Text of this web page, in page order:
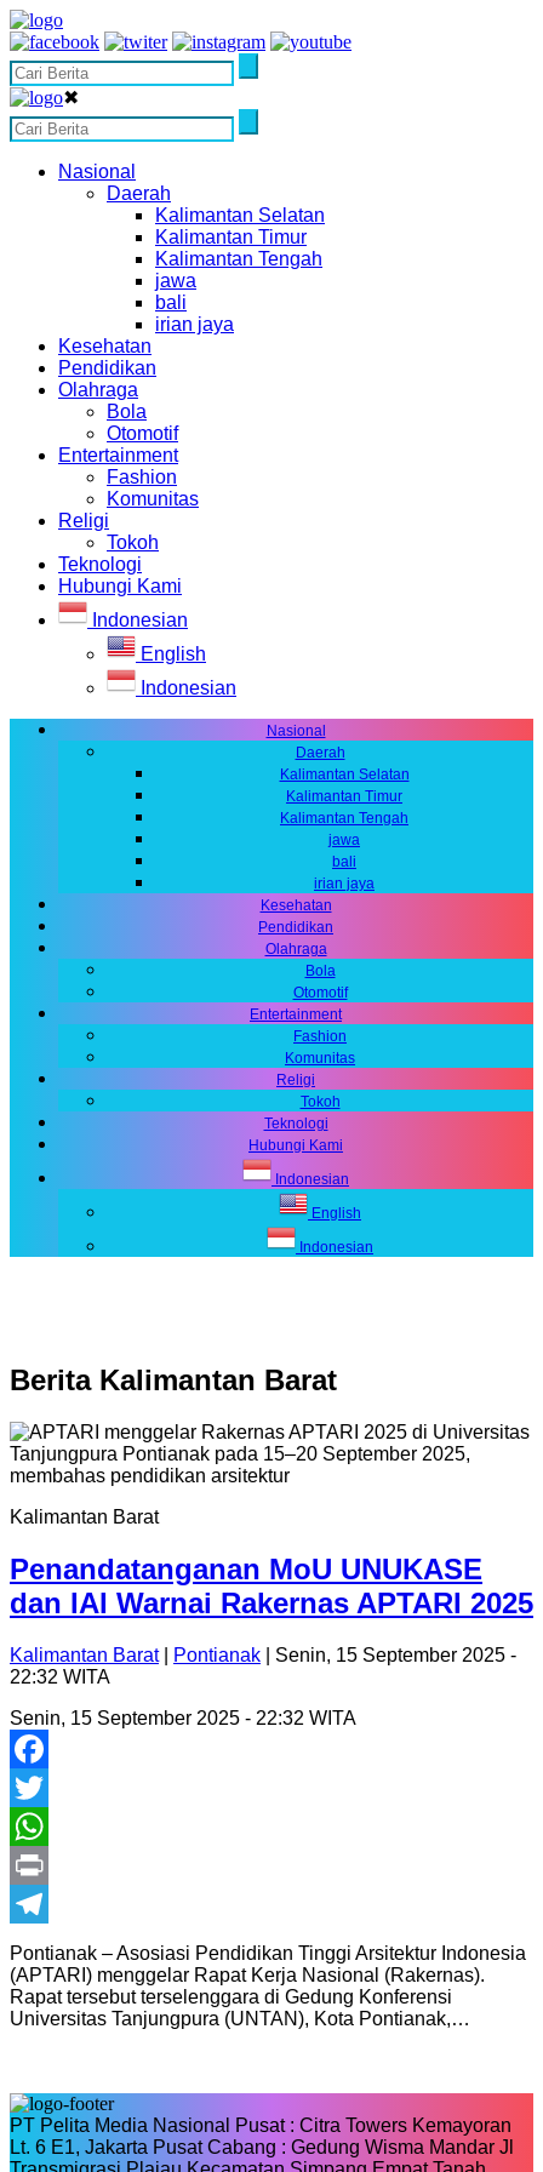
✖
Nasional
Daerah
Kalimantan Selatan
Kalimantan Timur
Kalimantan Tengah
jawa
bali
irian jaya
Kesehatan
Pendidikan
Olahraga
Bola
Otomotif
Entertainment
Fashion
Komunitas
Religi
Tokoh
Teknologi
Hubungi Kami
Indonesian
English
Indonesian
Nasional
Daerah
Kalimantan Selatan
Kalimantan Timur
Kalimantan Tengah
jawa
bali
irian jaya
Kesehatan
Pendidikan
Olahraga
Bola
Otomotif
Entertainment
Fashion
Komunitas
Religi
Tokoh
Teknologi
Hubungi Kami
Indonesian
English
Indonesian
Berita Kalimantan Barat
Kalimantan Barat
Penandatanganan MoU UNUKASE
dan IAI Warnai Rakernas APTARI 2025
Kalimantan Barat| Pontianak | Senin, 15 September 2025 -
22:32 WITA
Senin, 15 September 2025 - 22:32 WITA
Facebook
Twitter
WhatsApp
Print
Telegram
Pontianak – Asosiasi Pendidikan Tinggi Arsitektur Indonesia
(APTARI) menggelar Rapat Kerja Nasional (Rakernas).
Rapat tersebut terselenggara di Gedung Konferensi
Universitas Tanjungpura (UNTAN), Kota Pontianak,…
PT Pelita Media Nasional Pusat : Citra Towers Kemayoran
Lt. 6 E1, Jakarta Pusat Cabang : Gedung Wisma Mandar Jl